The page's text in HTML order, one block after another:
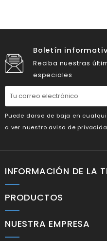
Boletín
Reciba nuestras
especiales
Puede darse de baja en
a ver nuestro aviso de
INFORMACIÓN DE LA
PRODUCTOS
NUESTRA EMPRESA